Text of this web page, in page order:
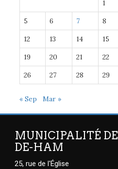
1
5 6 7 8
12 13 14 15
19 20 21 22
26 27 28 29
« Sep Mar »
MUNICIPALITÉ
DE-HAM
25, rue de l'Église